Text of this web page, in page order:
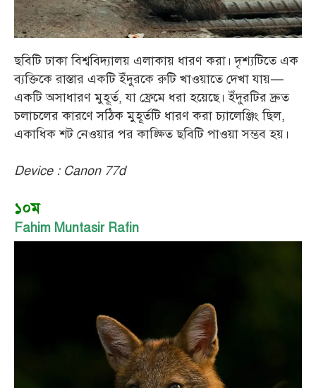
ছবিটি ঢাকা বিশ্ববিদ্যালয় এলাকায় ধারণ করা। দৃশ্যটিতে এক
ব্যক্তিকে রাস্তার একটি ইঁদুরকে রুটি খাওয়াতে দেখা যায়—
একটি অসাধারণ মুহূর্ত, যা ফ্রেমে ধরা হয়েছে। ইঁদুরটির দ্রুত
চলাচলের কারণে সঠিক মুহূর্তটি ধারণ করা চ্যালেঞ্জিং ছিল,
একাধিক শট নেওয়ার পর কাঙ্ক্ষিত ছবিটি পাওয়া সম্ভব হয়।
Device : Canon 77d
১০ম
Fahim Muntasir Rafin